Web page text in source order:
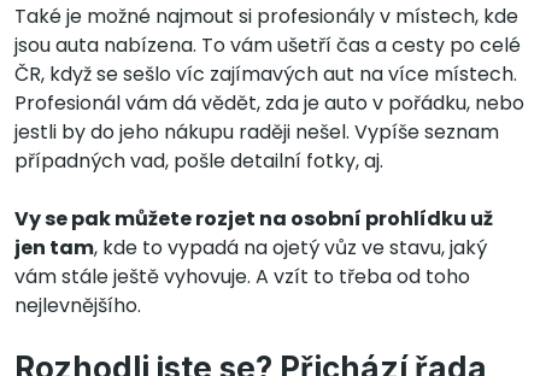
Také je možné najmout si profesionály v místech, kde
jsou auta nabízena. To vám ušetří čas a cesty po celé
ČR, když se sešlo víc zajímavých aut na více místech.
Profesionál vám dá vědět, zda je auto v pořádku, nebo
jestli by do jeho nákupu raději nešel. Vypíše seznam
případných vad, pošle detailní fotky, aj.
Vy se pak můžete rozjet na osobní prohlídku už
jen tam, kde to vypadá na ojetý vůz ve stavu, jaký
vám stále ještě vyhovuje. A vzít to třeba od toho
nejlevnějšího.
Rozhodli jste se? Přichází řada